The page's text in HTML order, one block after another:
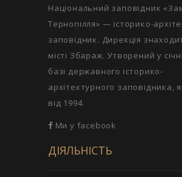
Національний заповідник
Тернопілля» — історико-
заповідник. Дирекція
місті Збараж. Утворений у
базі державного історико-
архітектурного заповідника,
від 1994.
Ми у facebook
ДІЯЛЬНІСТЬ